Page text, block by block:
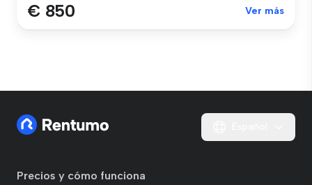
€ 850 Ver más
Precios y cómo funciona